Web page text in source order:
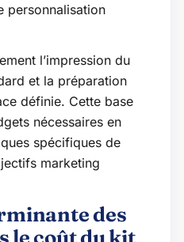
personnalisation
l’impression du
et la préparation
définie. Cette base
nécessaires en
spécifiques de
marketing
des